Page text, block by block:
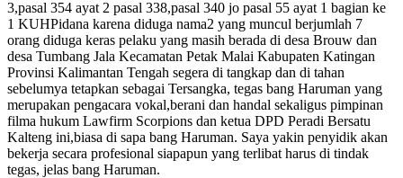
3,pasal 354 ayat 2 pasal 338,pasal 340 jo pasal 55 ayat 1 bagian ke
1 KUHPidana karena diduga nama2 yang muncul berjumlah 7
orang diduga keras pelaku yang masih berada di desa Brouw dan
desa Tumbang Jala Kecamatan Petak Malai Kabupaten Katingan
Provinsi Kalimantan Tengah segera di tangkap dan di tahan
sebelumya tetapkan sebagai Tersangka, tegas bang Haruman yang
merupakan pengacara vokal,berani dan handal sekaligus pimpinan
filma hukum Lawfirm Scorpions dan ketua DPD Peradi Bersatu
Kalteng ini,biasa di sapa bang Haruman. Saya yakin penyidik akan
bekerja secara profesional siapapun yang terlibat harus di tindak
tegas, jelas bang Haruman.